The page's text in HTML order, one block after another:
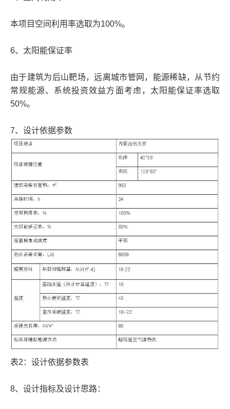
本项目空间利用率选取为100%。
6、太阳能保证率
由于建筑为后山靶场，远离城市管网，能源稀缺，从节约
常规能源、系统投资效益方面考虑，太阳能保证率选取
50%。
7、设计依据参数
表2：设计依据参数表
8、设计指标及设计思路：